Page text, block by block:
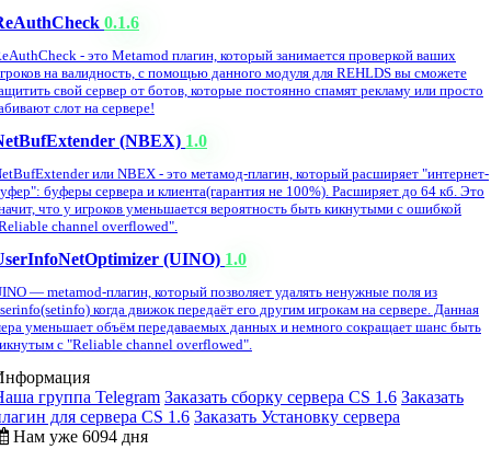
0.1.6
- это Metamod плагин, который занимается проверкой ваших
на валидность, с помощью данного модуля для REHLDS вы сможете
свой сервер от ботов, которые постоянно спамят рекламу или просто
слот на сервере!
(NBEX) 1.0
или NBEX - это метамод-плагин, который расширяет "интернет-
буферы сервера и клиента(гарантия не 100%). Расширяет до 64 кб. Это
что у игроков уменьшается вероятность быть кикнутыми с ошибкой
channel overflowed".
(UINO) 1.0
— metamod-плагин, который позволяет удалять ненужные поля из
когда движок передаёт его другим игрокам на сервере. Данная
уменьшает объём передаваемых данных и немного сокращает шанс быть
с "Reliable channel overflowed".
группа Telegram Заказать сборку сервера CS 1.6 Заказать
для сервера CS 1.6 Заказать Установку сервера
Нам уже 6094 дня